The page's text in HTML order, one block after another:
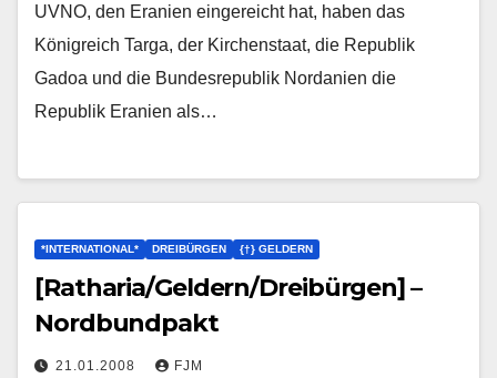
UVNO, den Eranien eingereicht hat, haben das
Königreich Targa, der Kirchenstaat, die Republik
Gadoa und die Bundesrepublik Nordanien die
Republik Eranien als…
*INTERNATIONAL* DREIBÜRGEN {†} GELDERN
[Ratharia/Geldern/Dreibürgen] –
Nordbundpakt
21.01.2008 FJM